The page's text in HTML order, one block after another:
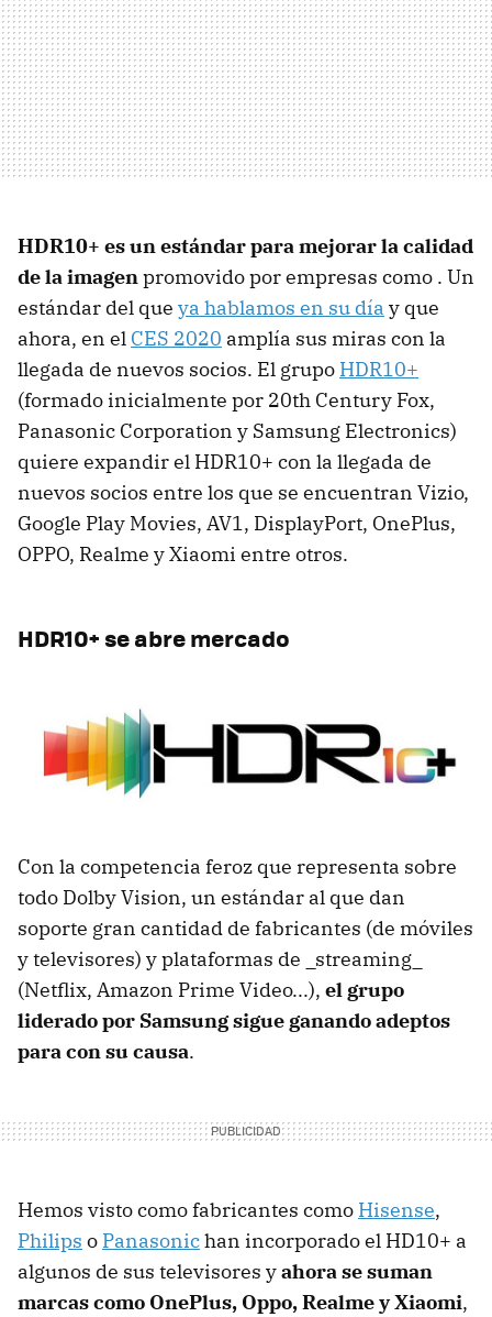
HDR10+ es un estándar para mejorar la calidad
de la imagenpromovido por empresas como . Un
estándar del que ya hablamos en su día y que
ahora, en el CES 2020 amplía sus miras con la
llegada de nuevos socios. El grupo HDR10+
(formado inicialmente por 20th Century Fox,
Panasonic Corporation y Samsung Electronics)
quiere expandir el HDR10+ con la llegada de
nuevos socios entre los que se encuentran Vizio,
Google Play Movies, AV1, DisplayPort, OnePlus,
OPPO, Realme y Xiaomi entre otros.
HDR10+ se abre mercado
Con la competencia feroz que representa sobre
todo Dolby Vision, un estándar al que dan
soporte gran cantidad de fabricantes (de móviles
y televisores) y plataformas de _streaming_
(Netflix, Amazon Prime Video...), el grupo
liderado por Samsung sigue ganando adeptos
para con su causa.
Hemos visto como fabricantes como Hisense,
Philips o Panasonichan incorporado el HD10+ a
algunos de sus televisores yahora se suman
marcas como OnePlus, Oppo, Realme y Xiaomi,